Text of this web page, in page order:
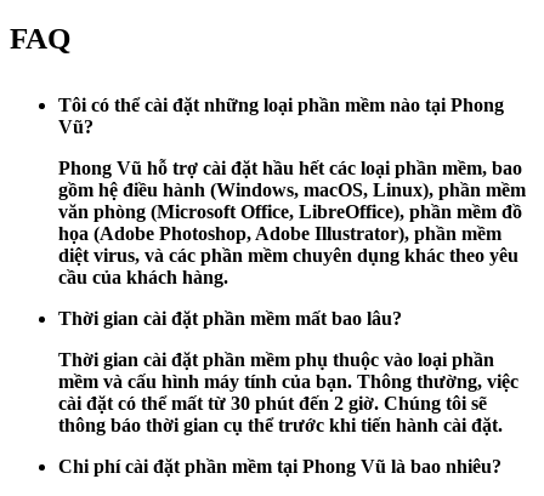
FAQ
Tôi có thể cài đặt những loại phần mềm nào tại Phong
Vũ?
Phong Vũ hỗ trợ cài đặt hầu hết các loại phần mềm, bao
gồm hệ điều hành (Windows, macOS, Linux), phần mềm
văn phòng (Microsoft Office, LibreOffice), phần mềm đồ
họa (Adobe Photoshop, Adobe Illustrator), phần mềm
diệt virus, và các phần mềm chuyên dụng khác theo yêu
cầu của khách hàng.
Thời gian cài đặt phần mềm mất bao lâu?
Thời gian cài đặt phần mềm phụ thuộc vào loại phần
mềm và cấu hình máy tính của bạn. Thông thường, việc
cài đặt có thể mất từ 30 phút đến 2 giờ. Chúng tôi sẽ
thông báo thời gian cụ thể trước khi tiến hành cài đặt.
Chi phí cài đặt phần mềm tại Phong Vũ là bao nhiêu?